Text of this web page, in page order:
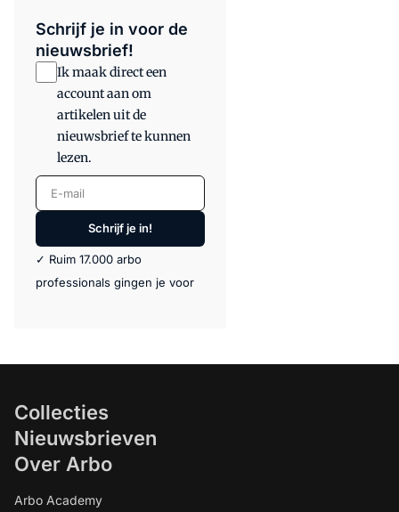
Schrijf je in voor de
nieuwsbrief!
Ik maak direct een
account aan om
artikelen uit de
nieuwsbrief te kunnen
lezen.
E-mail
Schrijf je in!
✓ Ruim 17.000 arbo
professionals gingen je voor
Collecties
Nieuwsbrieven
Over Arbo
Arbo Academy